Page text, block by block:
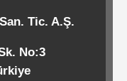
Tic. A.Ş.
No:3